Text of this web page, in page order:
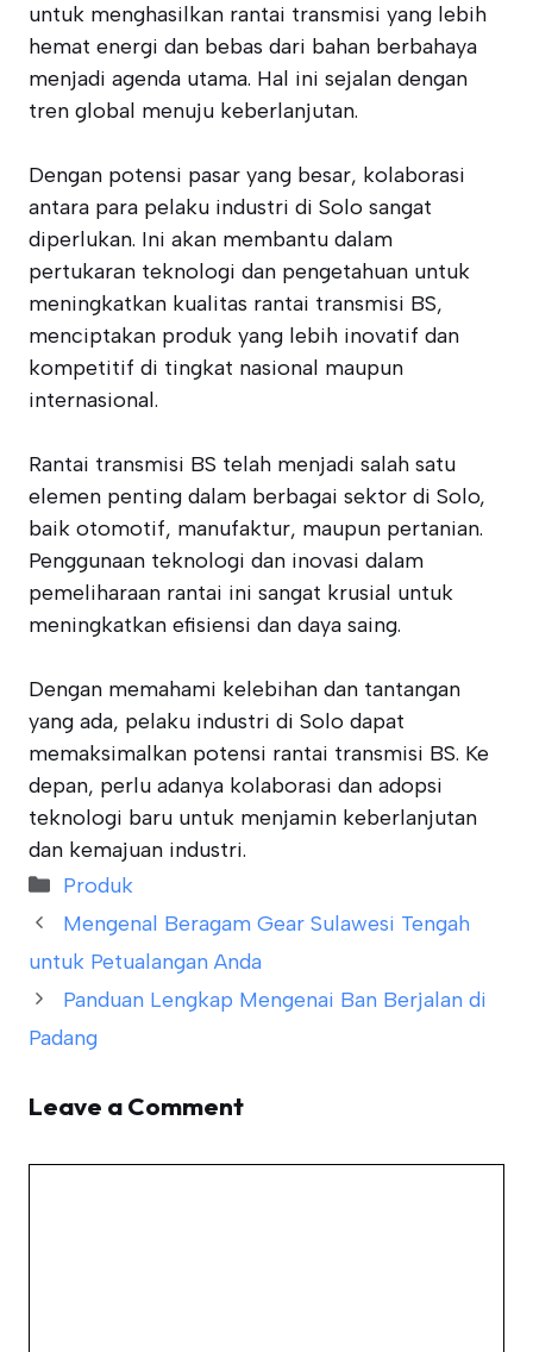
untuk menghasilkan rantai transmisi yang lebih
hemat energi dan bebas dari bahan berbahaya
menjadi agenda utama. Hal ini sejalan dengan
tren global menuju keberlanjutan.
Dengan potensi pasar yang besar, kolaborasi
antara para pelaku industri di Solo sangat
diperlukan. Ini akan membantu dalam
pertukaran teknologi dan pengetahuan untuk
meningkatkan kualitas rantai transmisi BS,
menciptakan produk yang lebih inovatif dan
kompetitif di tingkat nasional maupun
internasional.
Rantai transmisi BS telah menjadi salah satu
elemen penting dalam berbagai sektor di Solo,
baik otomotif, manufaktur, maupun pertanian.
Penggunaan teknologi dan inovasi dalam
pemeliharaan rantai ini sangat krusial untuk
meningkatkan efisiensi dan daya saing.
Dengan memahami kelebihan dan tantangan
yang ada, pelaku industri di Solo dapat
memaksimalkan potensi rantai transmisi BS. Ke
depan, perlu adanya kolaborasi dan adopsi
teknologi baru untuk menjamin keberlanjutan
dan kemajuan industri.
Categories
Produk
Mengenal Beragam Gear Sulawesi Tengah
untuk Petualangan Anda
Panduan Lengkap Mengenai Ban Berjalan di
Padang
Leave a Comment